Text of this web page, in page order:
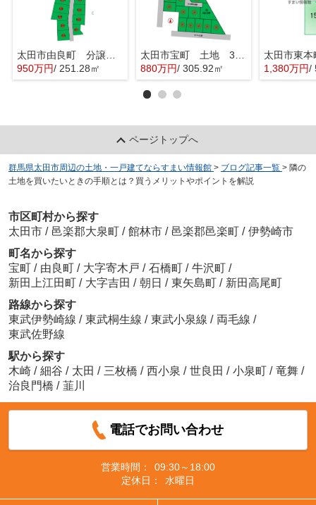
太田市由良町 分譲地 Q区画
950万円/ 251.28㎡
太田市宝町 土地 3区画
880万円/ 305.92㎡
太田市東
1,380万円/
ページトップへ
群馬県太田市周辺の土地・一戸建てならすまい情報館 > ブログ記事一覧 > 隣の
土地を買いたいときの手順とは？買うメリットやポイントを解説
市区町村から探す
太田市 / 邑楽郡大泉町 / 館林市 / 邑楽郡邑楽町 / 伊勢崎市
町名から探す
宝町 / 由良町 / 大字寄木戸 / 石橋町 / 牛沢町 /
新田上江田町 / 大字吉田 / 朝日 / 東矢島町 / 新田高尾町
路線から探す
東武伊勢崎線 / 東武桐生線 / 東武小泉線 / 両毛線 /
東武佐野線
駅から探す
木崎 / 細谷 / 太田 / 三枚橋 / 西小泉 / 世良田 / 小泉町 / 竜舞 /
治良門橋 / 韮川
電話でお問い合わせ
営業時間：
09:30～18:00
定休日：
水曜日